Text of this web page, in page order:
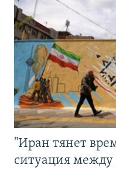
"Иран тянет
ситуация